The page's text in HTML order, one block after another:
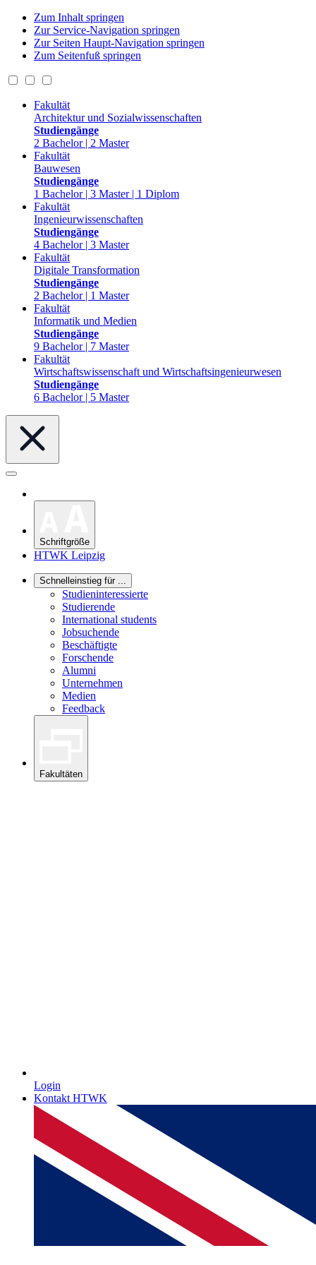
Zum Inhalt springen
Zur Service-Navigation springen
Zur Seiten Haupt-Navigation springen
Zum Seitenfuß springen
Fakultät
Architektur und Sozialwissenschaften
Studiengänge
2 Bachelor | 2 Master
Fakultät
Bauwesen
Studiengänge
1 Bachelor | 3 Master | 1 Diplom
Fakultät
Ingenieurwissenschaften
Studiengänge
4 Bachelor | 3 Master
Fakultät
Digitale Transformation
Studiengänge
2 Bachelor | 1 Master
Fakultät
Informatik und Medien
Studiengänge
9 Bachelor | 7 Master
Fakultät
Wirtschaftswissenschaft und Wirtschaftsingenieurwesen
Studiengänge
6 Bachelor | 5 Master
Schriftgröße
HTWK Leipzig
Schnelleinstieg für ...
Studieninteressierte
Studierende
International students
Jobsuchende
Beschäftigte
Forschende
Alumni
Unternehmen
Medien
Feedback
Fakultäten
Login
Kontakt HTWK